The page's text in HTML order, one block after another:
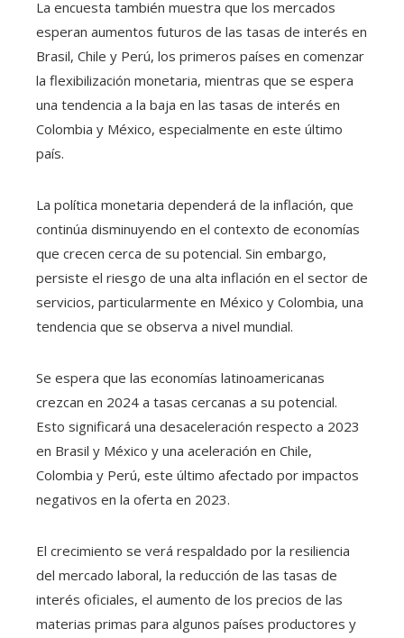
La encuesta también muestra que los mercados
esperan aumentos futuros de las tasas de interés en
Brasil, Chile y Perú, los primeros países en comenzar
la flexibilización monetaria, mientras que se espera
una tendencia a la baja en las tasas de interés en
Colombia y México, especialmente en este último
país.
La política monetaria dependerá de la inflación, que
continúa disminuyendo en el contexto de economías
que crecen cerca de su potencial. Sin embargo,
persiste el riesgo de una alta inflación en el sector de
servicios, particularmente en México y Colombia, una
tendencia que se observa a nivel mundial.
Se espera que las economías latinoamericanas
crezcan en 2024 a tasas cercanas a su potencial.
Esto significará una desaceleración respecto a 2023
en Brasil y México y una aceleración en Chile,
Colombia y Perú, este último afectado por impactos
negativos en la oferta en 2023.
El crecimiento se verá respaldado por la resiliencia
del mercado laboral, la reducción de las tasas de
interés oficiales, el aumento de los precios de las
materias primas para algunos países productores y